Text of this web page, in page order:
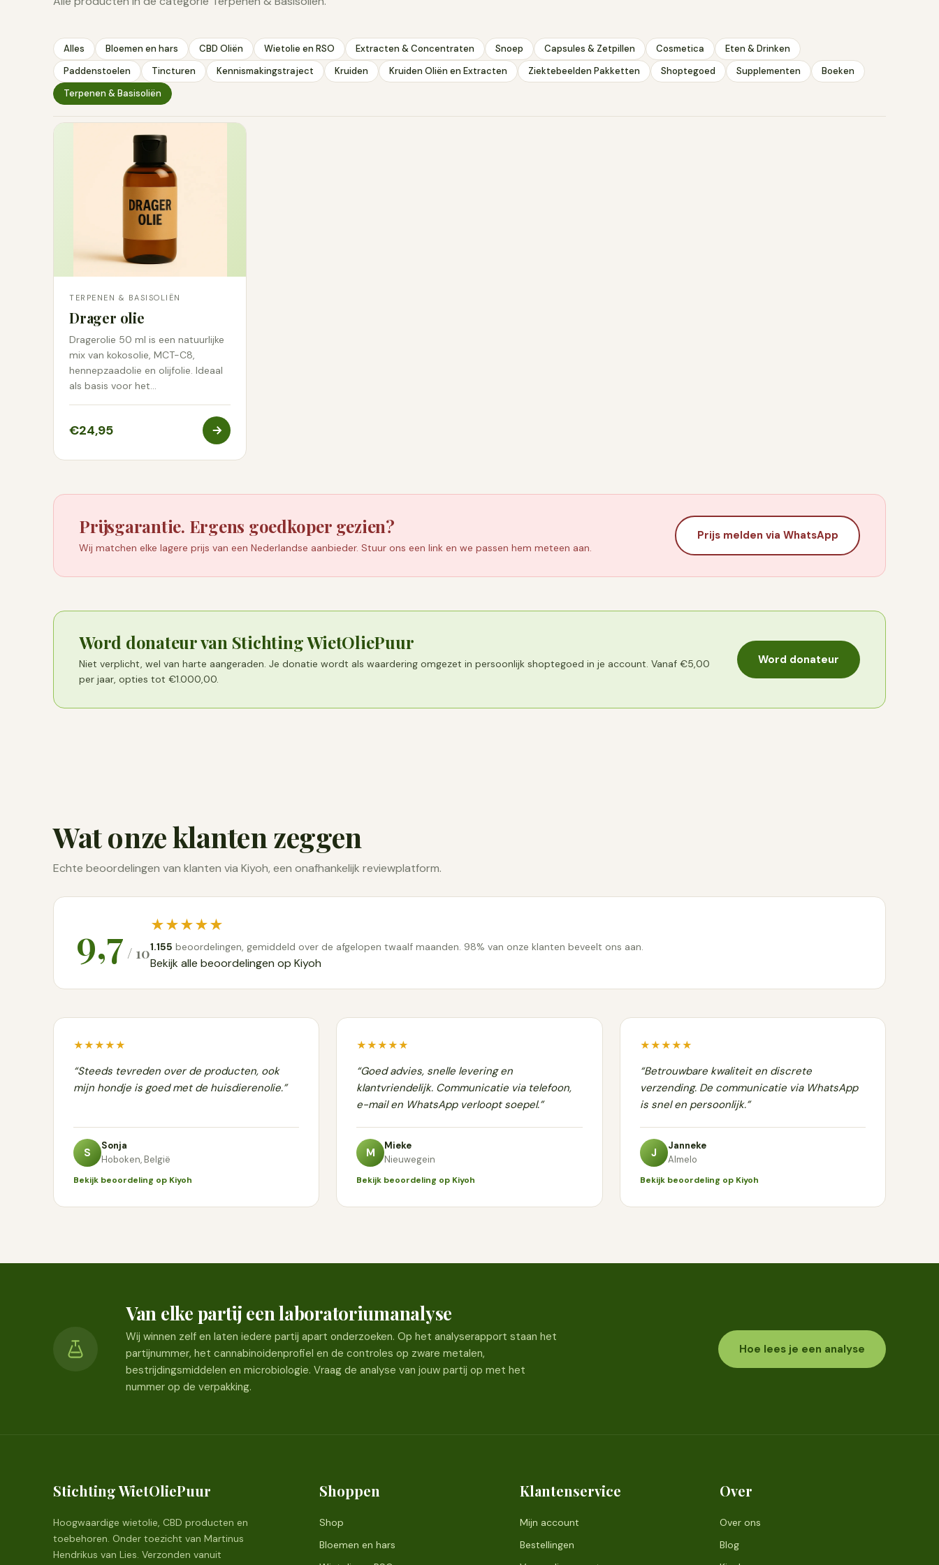
Kokosolie.In ongefractioneerde vorm vast onder ongeveer 24 graden en vloeibaar
Wat terpenen zijn
Terpenen zijn aromastoffen die in vrijwel alle planten voorkomen. Zij bepalen waarom een
kamertemperatuur en verdwijnen sneller naarmate het warmer wordt. Een paar bekende:
flessen rechtop. Een olie die scherp of zuur ruikt in plaats van neutraal of nootachtig, is over de
Alles Bloemen en hars CBD Oliën Wietolie en RSO Extracten & Concentraten Snoep Capsules & Zetpillen Cosmetica
Eten & Drinken
Paddenstoelen
Tincturen Kennismakingstraject Kruiden Kruiden Oliën en Extracten Ziektebeelden Pakketten Shoptegoed Supplementen
Boeken
Terpenen & Basisoliën
TERPENEN & BASISOLIËN
Drager olie
Dragerolie 50 ml is een natuurlijke
mix van kokosolie, MCT-C8,
hennepzaadolie en olijfolie. Ideaal
als basis voor het…
€24,95
Prijsgarantie. Ergens goedkoper gezien?
Wij matchen elke lagere prijs van een Nederlandse aanbieder. Stuur ons een link en we passen hem meteen aan.
Prijs melden via WhatsApp
Word donateur van Stichting WietOliePuur
Niet verplicht, wel van harte aangeraden. Je donatie wordt als waardering omgezet in persoonlijk shoptegoed in je account. Vanaf €5,00
per jaar, opties tot €1.000,00.
Word donateur
Wat onze klanten zeggen
Echte beoordelingen van klanten via Kiyoh, een onafhankelijk reviewplatform.
9,7 / 10
★★★★★
1.155 beoordelingen, gemiddeld over de afgelopen twaalf maanden. 98% van onze klanten beveelt ons aan.
Bekijk alle beoordelingen op Kiyoh
★★★★★
“Steeds tevreden over de producten, ook
mijn hondje is goed met de huisdierenolie.”
S
Sonja
Hoboken, België
Bekijk beoordeling op Kiyoh
★★★★★
“Goed advies, snelle levering en
klantvriendelijk. Communicatie via telefoon,
e-mail en WhatsApp verloopt soepel.”
M
Mieke
Nieuwegein
Bekijk beoordeling op Kiyoh
★★★★★
“Betrouwbare kwaliteit en discrete
verzending. De communicatie via WhatsApp
is snel en persoonlijk.”
J
Janneke
Almelo
Bekijk beoordeling op Kiyoh
Van elke partij een laboratoriumanalyse
Wij winnen zelf en laten iedere partij apart onderzoeken. Op het analyserapport staan het
partijnummer, het cannabinoidenprofiel en de controles op zware metalen,
bestrijdingsmiddelen en microbiologie. Vraag de analyse van jouw partij op met het
nummer op de verpakking.
Hoe lees je een analyse
Stichting WietOliePuur
Hoogwaardige wietolie, CBD producten en
toebehoren. Onder toezicht van Martinus
Hendrikus van Lies. Verzonden vanuit
Shoppen
Shop
Bloemen en hars
Klantenservice
Mijn account
Bestellingen
Over
Over ons
Blog